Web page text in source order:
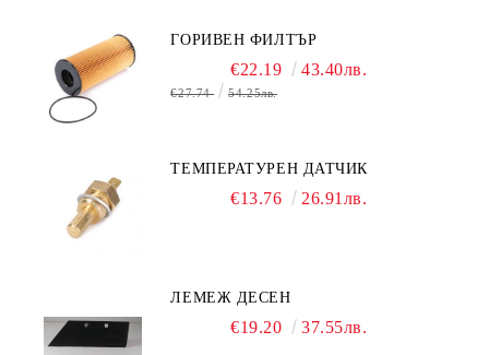
ГОРИВЕН ФИЛТЪР
€22.19 43.40лв.
€27.74 54.25лв.
ТЕМПЕРАТУРЕН ДАТЧИК
€13.76 26.91лв.
ЛЕМЕЖ ДЕСЕН
€19.20 37.55лв.